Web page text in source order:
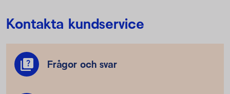
Kontakta kundservice
Frågor och svar